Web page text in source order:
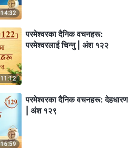
14:32
11:12
परमेश्‍वरका दैनिक वचनहरू:
परमेश्‍वरलाई चिन्‍नु | अंश १२२
16:59
परमेश्‍वरका दैनिक वचनहरू: देहधारण
| अंश १२९